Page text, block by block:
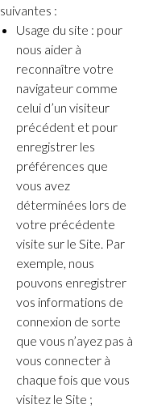
suivantes :
Usage du site : pour
nous aider à
reconnaître votre
navigateur comme
celui d’un visiteur
précédent et pour
enregistrer les
préférences que
vous avez
déterminées lors de
votre précédente
visite sur le Site. Par
exemple, nous
pouvons enregistrer
vos informations de
connexion de sorte
que vous n’ayez pas à
vous connecter à
chaque fois que vous
visitez le Site ;